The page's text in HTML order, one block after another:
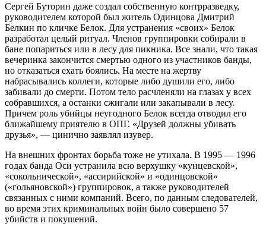
Сергей Буторин даже создал собственную контрразведку,
руководителем которой был житель Одинцова Дмитрий
Белкин по кличке Белок. Для устранения «своих» Белок
разработал целый ритуал. Членов группировки собирали в
бане попариться или в лесу для пикника. Все знали, что такая
вечеринка закончится смертью одного из участников банды,
но отказаться ехать боялись. На месте на жертву
набрасывались коллеги, которые либо душили его, либо
забивали до смерти. Потом тело расчленяли на глазах у всех
собравшихся, а останки сжигали или закапывали в лесу.
Причем роль убийцы неугодного Белок всегда отводил его
ближайшему приятелю в ОПГ. «Друзей должны убивать
друзья», — цинично заявлял изувер.
На внешних фронтах борьба тоже не утихала. В 1995 — 1996
годах банда Оси устранила всю верхушку «кунцевской»,
«сокольнической», «ассирийской» и «одинцовской»
(«гольяновской») группировок, а также руководителей
связанных с ними компаний. Всего, по данным следователей,
во время этих криминальных войн было совершено 57
убийств и покушений.